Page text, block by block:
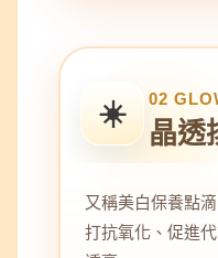
☀️ 02
晶透
又稱美白保養點
打抗氧化、促進